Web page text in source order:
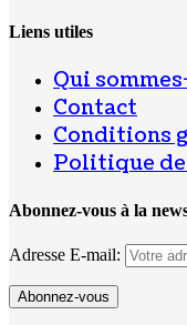
Liens utiles
Qui
Contact
Conditions
Politique
Abonnez-vous à la
Adresse E-mail: